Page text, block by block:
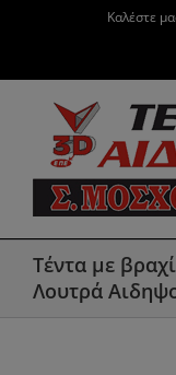
Καλέστε
Τέντα με
Λουτρά